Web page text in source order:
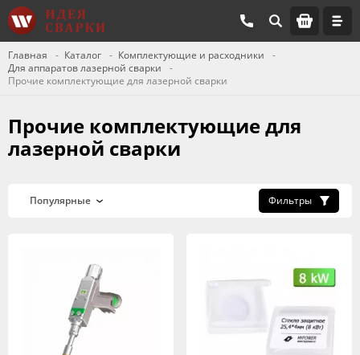
Главная Каталог
Комплектующие и расходники
Для аппаратов лазерной сварки
Прочие комплектующие для лазерной сварки
Прочие комплектующие для
лазерной сварки
Фильтры